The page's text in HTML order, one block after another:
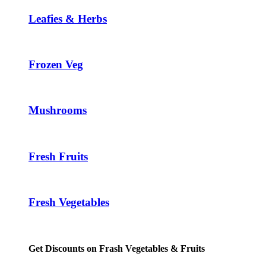
Leafies & Herbs
Frozen Veg
Mushrooms
Fresh Fruits
Fresh Vegetables
Get Discounts on Frash Vegetables & Fruits